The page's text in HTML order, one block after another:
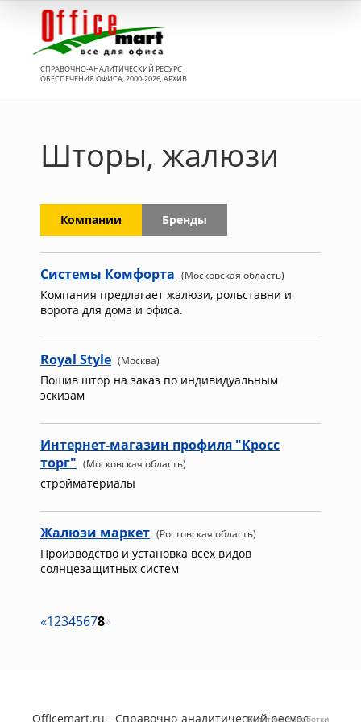
СПРАВОЧНО-АНАЛИТИЧЕСКИЙ РЕСУРС
ОБЕСПЕЧЕНИЯ ОФИСА, 2000-2026, АРХИВ
Шторы, жалюзи
Компании Бренды
Системы Комфорта (Московская область)
Компания предлагает жалюзи, рольставни и
ворота для дома и офиса.
Royal Style (Москва)
Пошив штор на заказ по индивидуальным
эскизам
Интернет-магазин профиля "Кросс
торг" (Московская область)
стройматериалы
Жалюзи маркет (Ростовская область)
Производство и установка всех видов
солнцезащитных систем
«12345678»
Officemart.ru - Справочно-аналитический ресурс
Политика обработки